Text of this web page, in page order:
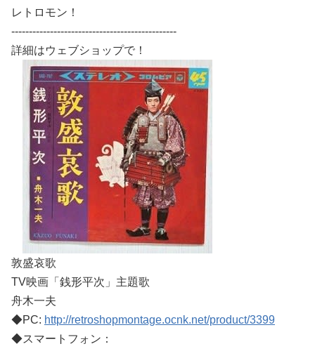
レトロモン！
-----------------------------------------------
詳細はウェブショップで！
敦盛哀歌
TV映画「銭形平次」主題歌
舟木一夫
◆PC: http://retroshopmontage.ocnk.net/product/3399
◆スマートフォン：